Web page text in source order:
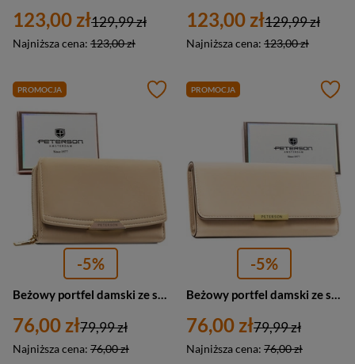
123,00 zł
Najniższa cena: 123,00 zł
129,99 zł 123,00 zł
Najniższa cena: 123,00 zł
129,99 zł
PROMOCJA
-5%
Beżowy portfel damski ze skóry ekologicznej w orientacji poziomej - Peterson
76,00 zł
Najniższa cena: 76,00 zł
79,99 zł
PROMOCJA
-5%
Beżowy portfel damski ze skóry ekologicznej zamykany na zatrzask - Peterson
76,00 zł
Najniższa cena: 76,00 zł
79,99 zł